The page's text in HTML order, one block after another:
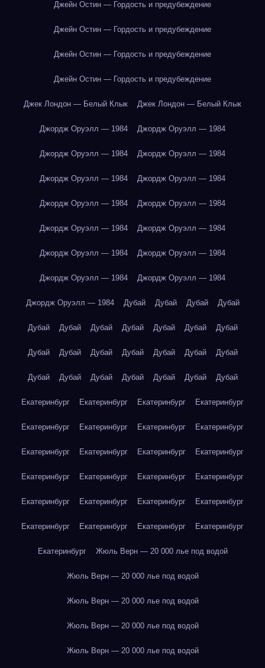
Джейн Остин — Гордость и предубеждение
Джейн Остин — Гордость и предубеждение
Джейн Остин — Гордость и предубеждение
Джейн Остин — Гордость и предубеждение
Джек Лондон — Белый Клык Джек Лондон — Белый Клык
Джордж Оруэлл — 1984 Джордж Оруэлл — 1984
Джордж Оруэлл — 1984 Джордж Оруэлл — 1984
Джордж Оруэлл — 1984 Джордж Оруэлл — 1984
Джордж Оруэлл — 1984 Джордж Оруэлл — 1984
Джордж Оруэлл — 1984 Джордж Оруэлл — 1984
Джордж Оруэлл — 1984 Джордж Оруэлл — 1984
Джордж Оруэлл — 1984 Джордж Оруэлл — 1984
Джордж Оруэлл — 1984 Дубай Дубай Дубай Дубай
Дубай Дубай Дубай Дубай Дубай Дубай Дубай
Дубай Дубай Дубай Дубай Дубай Дубай Дубай
Дубай Дубай Дубай Дубай Дубай Дубай Дубай
Екатеринбург Екатеринбург Екатеринбург Екатеринбург
Екатеринбург Екатеринбург Екатеринбург Екатеринбург
Екатеринбург Екатеринбург Екатеринбург Екатеринбург
Екатеринбург Екатеринбург Екатеринбург Екатеринбург
Екатеринбург Екатеринбург Екатеринбург Екатеринбург
Екатеринбург Екатеринбург Екатеринбург Екатеринбург
Екатеринбург Жюль Верн — 20 000 лье под водой
Жюль Верн — 20 000 лье под водой
Жюль Верн — 20 000 лье под водой
Жюль Верн — 20 000 лье под водой
Жюль Верн — 20 000 лье под водой